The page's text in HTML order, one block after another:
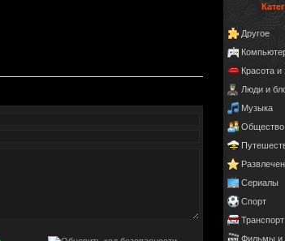
Другое
Красота и
Люди и
Музыка
Общество
Сериалы
Спорт
Транспорт
Фильмы и